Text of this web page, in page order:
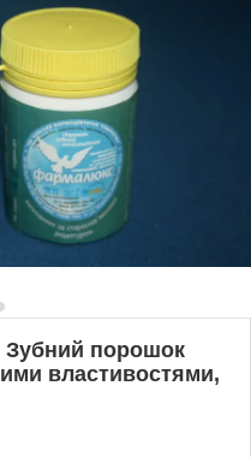
Зубний порошок
властивостями,